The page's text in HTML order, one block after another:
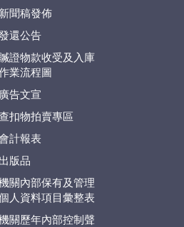
新聞稿發佈
還公告
證物款收受及入庫
業流程圖
廣告文宣
扣物拍賣專區
計報表
出版品
關內部保有及管理
人資料項目彙整表
關歷年內部控制聲